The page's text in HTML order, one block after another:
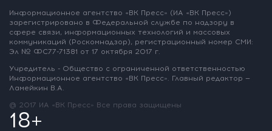
Информационное агентство «ВК Пресс» (ИА «ВК Пресс»)
зарегистрировано в Федеральной службе по надзору в
сфере связи, информационных технологий и массовых
коммуникаций (Роскомнадзор), регистрационный номер СМИ:
Эл № ФС77-71381 от 17 октября 2017 г.
Учредитель - Общество с ограниченной ответственностью
Информационное агентство «ВК Пресс». Главный редактор —
Ламейкин В.А.
@ 2017 ИА «ВК Пресс» Все права защищены
18+